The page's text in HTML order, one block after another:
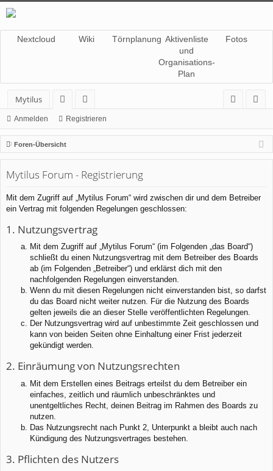
Nextcloud Wiki Törnplanung Aktivenliste
und
Organisations-
Plan
Fotos
Mytilus
or
en
itg
lie
de
r
m
el
n
ist
rie
n
Anmelden Registrieren
Foren-Übersicht
Mytilus Forum - Registrierung
Mit dem Zugriff auf „Mytilus Forum“ wird zwischen dir und dem Betreiber
ein Vertrag mit folgenden Regelungen geschlossen:
1. Nutzungsvertrag
Mit dem Zugriff auf „Mytilus Forum“ (im Folgenden „das Board“)
schließt du einen Nutzungsvertrag mit dem Betreiber des Boards
ab (im Folgenden „Betreiber“) und erklärst dich mit den
nachfolgenden Regelungen einverstanden.
Wenn du mit diesen Regelungen nicht einverstanden bist, so darfst
du das Board nicht weiter nutzen. Für die Nutzung des Boards
gelten jeweils die an dieser Stelle veröffentlichten Regelungen.
Der Nutzungsvertrag wird auf unbestimmte Zeit geschlossen und
kann von beiden Seiten ohne Einhaltung einer Frist jederzeit
gekündigt werden.
2. Einräumung von Nutzungsrechten
Mit dem Erstellen eines Beitrags erteilst du dem Betreiber ein
einfaches, zeitlich und räumlich unbeschränktes und
unentgeltliches Recht, deinen Beitrag im Rahmen des Boards zu
nutzen.
Das Nutzungsrecht nach Punkt 2, Unterpunkt a bleibt auch nach
Kündigung des Nutzungsvertrages bestehen.
3. Pflichten des Nutzers